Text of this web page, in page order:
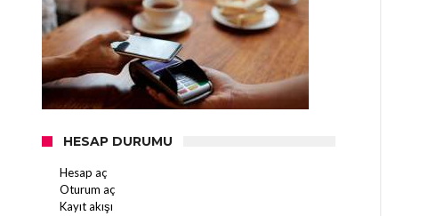
HESAP DURUMU
Hesap aç
Oturum aç
Kayıt akışı